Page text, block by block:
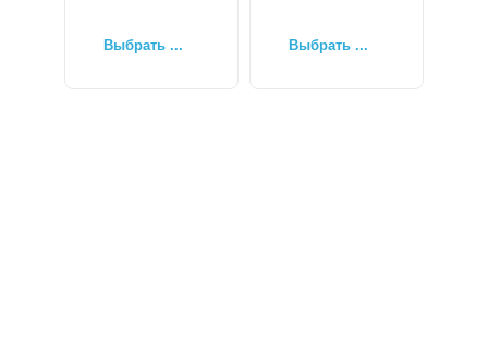
Выбрать ... Выбрать ...